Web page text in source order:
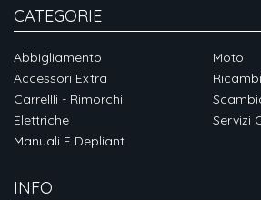
CATEGORIE
Abbigliamento
Accessori Extra
Carrellli - Rimorchi
Elettriche
Manuali E Depliant
Moto
Servizi
INFO